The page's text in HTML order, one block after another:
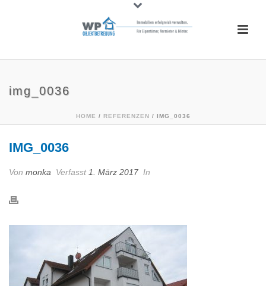
img_0036
HOME / REFERENZEN / IMG_0036
IMG_0036
Von monka Verfasst 1. März 2017 In